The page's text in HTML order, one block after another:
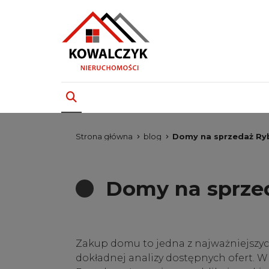
Strona główna blog Domy na sprzedaż
Domy na
Zakup domu to jedna z
dokładnej analizy dostępnych ofert.